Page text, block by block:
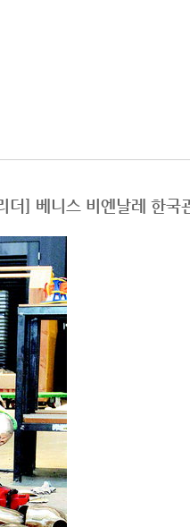
더] 베니스 비엔날레 한국